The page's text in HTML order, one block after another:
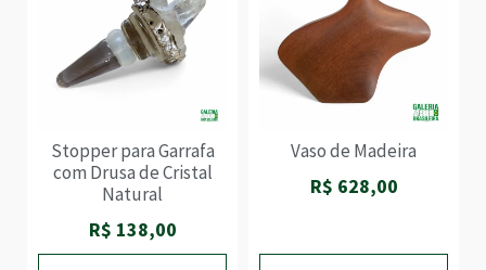
Stopper para Garrafa
com Drusa de Cristal
Natural
R$ 138,00
Vaso de Madeira
R$ 628,00